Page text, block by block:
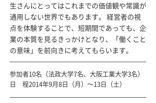
生さんにとってはこれまでの価値観や常識が
通用しない世界でもあります。 経営者の視
点を体験することで、短期間であっても、企
業の本質を見るきっかけとなり、「働くこと
の意味」を前向きに考えてもらいます。
参加者10名（法政大学7名、大阪工業大学3名）
日 程2014年9月8日（月）〜13日（土）